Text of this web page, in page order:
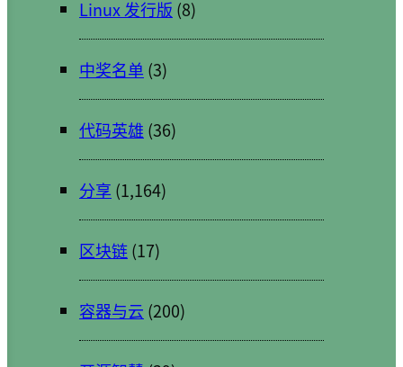
Linux 发行版 (8)
中奖名单 (3)
代码英雄 (36)
分享 (1,164)
区块链(17)
容器与云 (200)